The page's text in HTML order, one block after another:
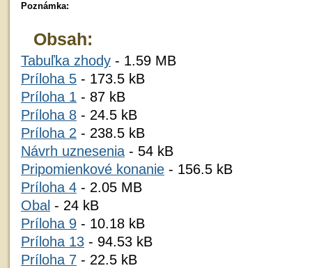
Poznámka:
Obsah:
Tabuľka zhody - 1.59 MB
Príloha 5 - 173.5 kB
Príloha 1 - 87 kB
Príloha 8 - 24.5 kB
Príloha 2 - 238.5 kB
Návrh uznesenia - 54 kB
Pripomienkové konanie - 156.5 kB
Príloha 4 - 2.05 MB
Obal - 24 kB
Príloha 9 - 10.18 kB
Príloha 13 - 94.53 kB
Príloha 7 - 22.5 kB